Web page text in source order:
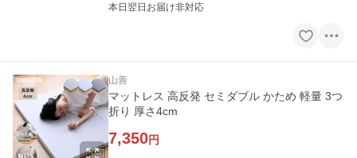
本日翌日お届け非対応
山善
マットレス 高反発 セミダブル かため 軽量 3つ
折り 厚さ4cm
7,350円